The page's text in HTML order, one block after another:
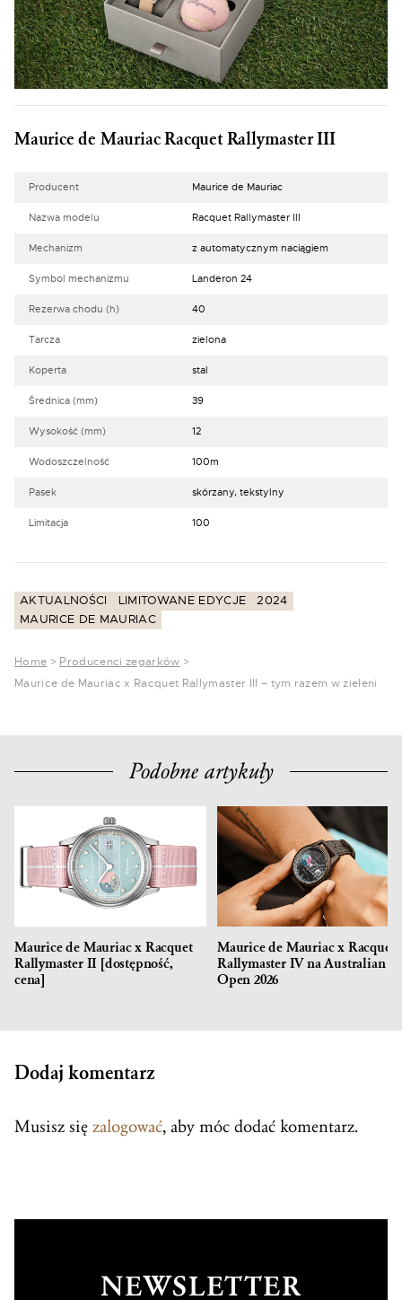
Maurice de Mauriac Racquet Rallymaster III
Producent Maurice de Mauriac
Nazwa modelu Racquet Rallymaster III
Mechanizm z automatycznym naciągiem
Symbol mechanizmu Landeron 24
Rezerwa chodu (h) 40
Tarcza zielona
Koperta stal
Średnica (mm) 39
Wysokość (mm) 12
Wodoszczelność 100m
Pasek skórzany, tekstylny
Limitacja 100
AKTUALNOŚCI LIMITOWANE EDYCJE
2024
MAURICE DE MAURIAC
Home > Producenci zegarków >
Maurice de Mauriac x Racquet Rallymaster III – tym razem w zieleni
Podobne artykuły
Maurice de Mauriac x Racquet
Rallymaster II [dostępność,
cena]
Maurice de Mauriac x Racquet
Rallymaster IV na Australian
Open 2026
Dodaj komentarz
Musisz się zalogować, aby móc dodać komentarz.
NEWSLETTER